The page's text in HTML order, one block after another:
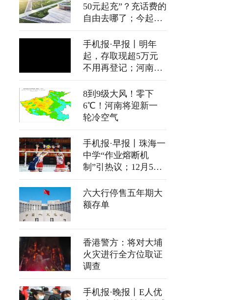
50元起充”？充话费的
自由去哪了；今起三
个月云台山门票半价
手机报·早报丨明年
起，存取现超5万元
不用再登记；河南多
地将上演“俯冲式”大
降温
8到9级大风！零下
6℃！河南将迎新一
轮冷空气
手机报·早报丨珠海一
中学“作业熔断机
制”引热议；12月5日
起国内航线燃油附加
费上调
六大行停售五年期大
额存单
香港警方：将对大埔
火灾进行全方位取证
调查
手机报·晚报丨E人优